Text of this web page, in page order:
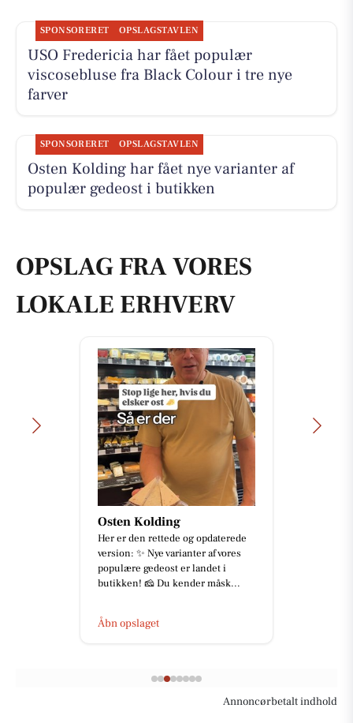
SPONSORERET OPSLAGSTAVLEN
USO Fredericia har fået populær
viscosebluse fra Black Colour i tre nye
farver
SPONSORERET OPSLAGSTAVLEN
Osten Kolding har fået nye varianter af
populær gedeost i butikken
OPSLAG FRA VORES
LOKALE ERHVERV
Osten Kolding
Her er den rettede og opdaterede
version: ✨ Nye varianter af vores
populære gedeost er landet i
butikken! 🧀 Du kender måsk...
Åbn opslaget
Annoncørbetalt indhold